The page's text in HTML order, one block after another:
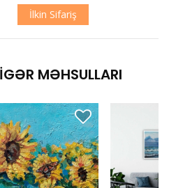
İlkin Sifariş
MƏHSULLARI